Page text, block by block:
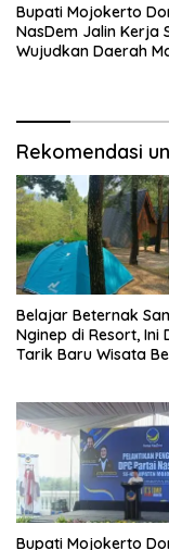
Bupati Mojokerto
NasDem Jalin Kerja
Wujudkan Daerah
Rekomendasi
Belajar Beternak
Nginep di Resort, Ini
Tarik Baru Wisata
Bupati Mojokerto